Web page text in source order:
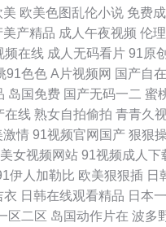
美 欧美色图乱伦小说 免费
美产精品 成人午夜视频 伦
频在线 成人无码看片 91原
91色色 A片视频网 国产自
岛国免费 国产无码一二 蜜
在线 熟女自拍偷拍 青青久
激情 91视频官网国产 狠狠
女视频网站 91视频成人下
伊人加勒比 欧美狠狠插 日
衣 日韩在线观看精品 日本
区二区 岛国动作片在 波多